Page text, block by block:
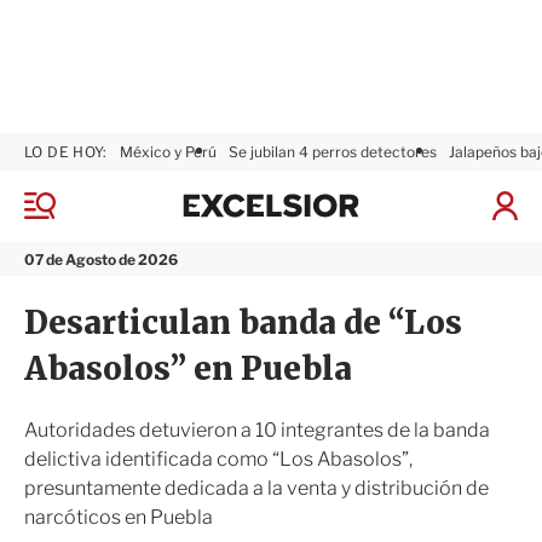
M
n
07 de Agosto de 2026
LO DE HOY: México y Perú Se jubilan 4 perros detectores Jalapeños
I
x
s
i
Desarticulan banda de “Los
Abasolos” en Puebla
Autoridades detuvieron a 10 integrantes de la banda
delictiva identificada como “Los Abasolos”,
presuntamente dedicada a la venta y distribución de
narcóticos en Puebla